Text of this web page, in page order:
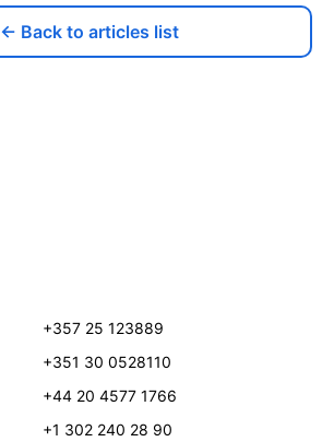
← Back to articles list
+357 25 123889
+351 30 0528110
+44 20 4577 1766
+1 302 240 28 90